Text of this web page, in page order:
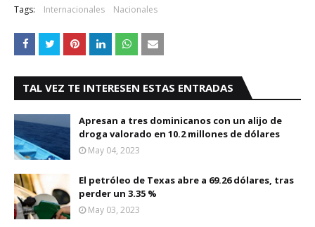
Tags: Internacionales Nacionales
TAL VEZ TE INTERESEN ESTAS ENTRADAS
Apresan a tres dominicanos con un alijo de
droga valorado en 10.2 millones de dólares
May 04, 2023
El petróleo de Texas abre a 69.26 dólares, tras
perder un 3.35 %
May 03, 2023